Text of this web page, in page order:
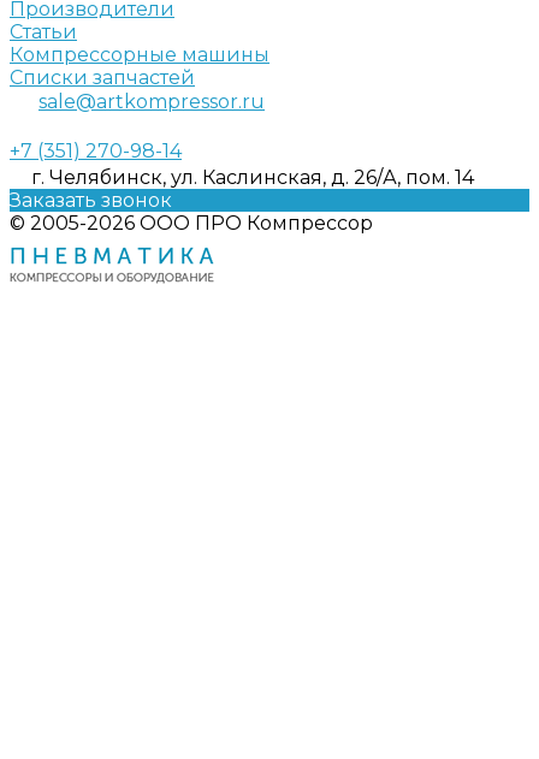
Производители
Статьи
Компрессорные машины
Списки запчастей
sale@artkompressor.ru
+7 (351) 270-98-14
г. Челябинск, ул. Каслинская, д. 26/А, пом. 14
Заказать звонок
© 2005-2026 ООО ПРО Компрессор